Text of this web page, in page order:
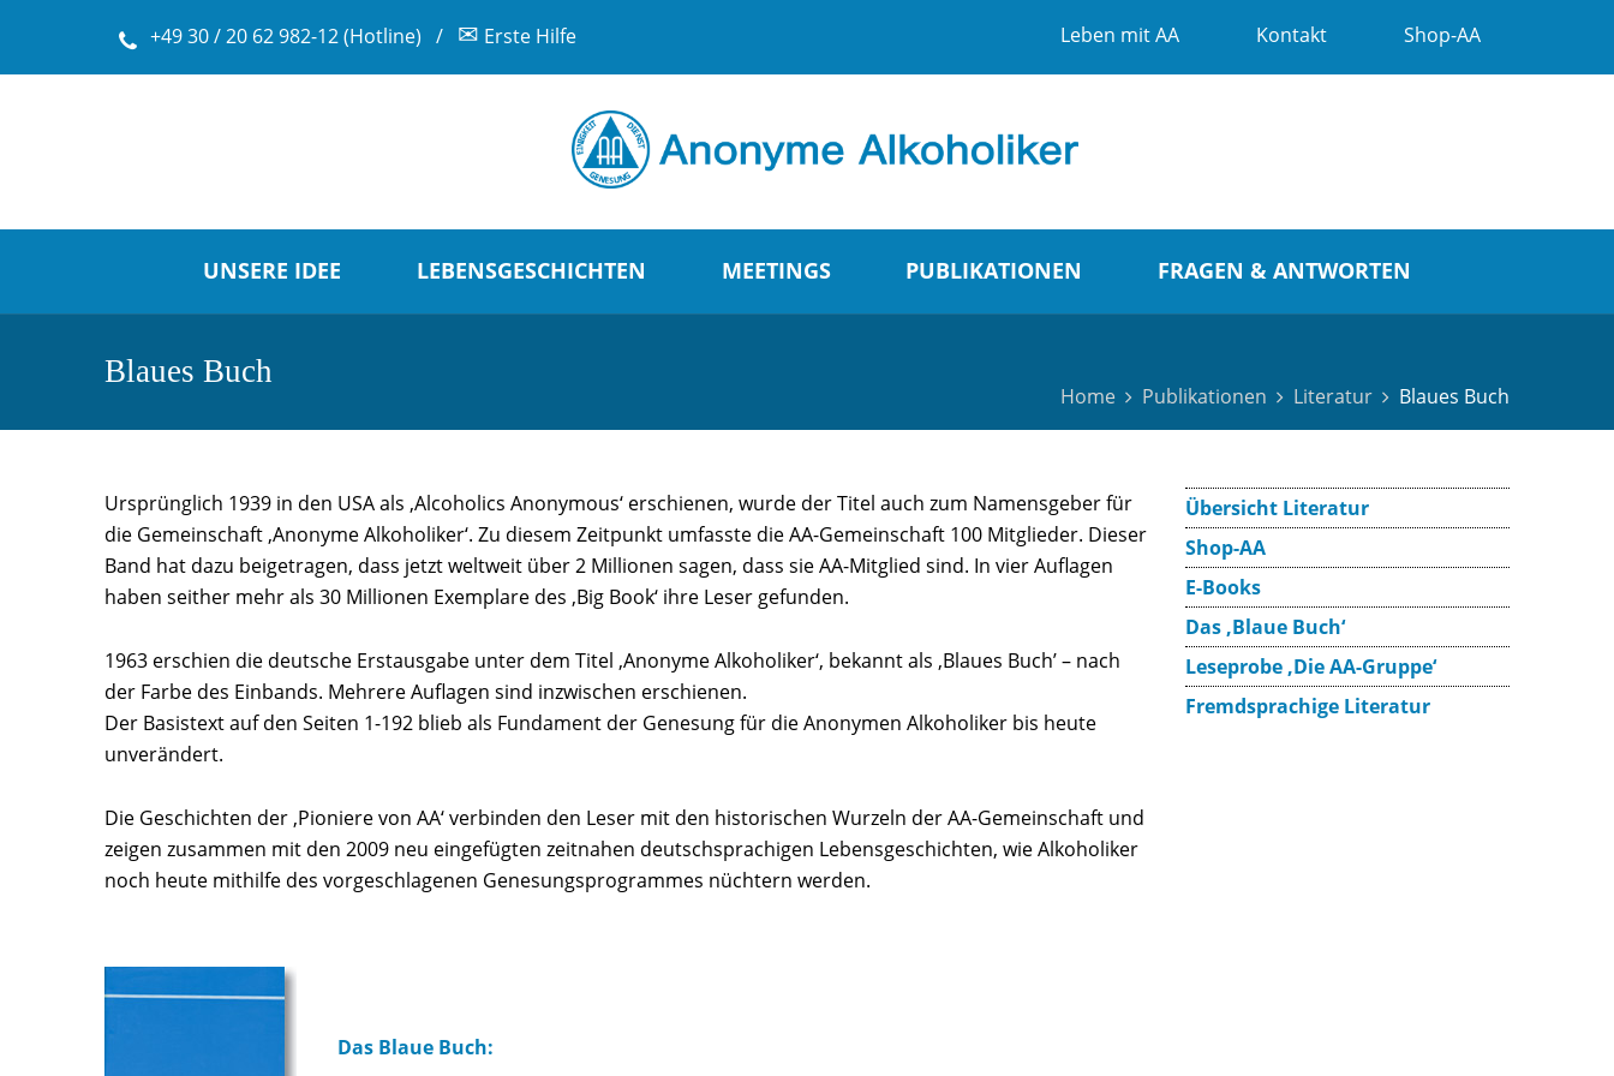
+49 30 / 20 62 982-12 (Hotline) / ✉ Erste Hilfe Leben mit AA Kontakt Shop-AA
UNSERE IDEE LEBENSGESCHICHTEN MEETINGS PUBLIKATIONEN FRAGEN & ANTWORTEN
Blaues Buch
Home Publikationen Literatur Blaues Buch
Übersicht Literatur
Shop-AA
E-Books
Das ‚Blaue Buch‘
Leseprobe ‚Die AA-Gruppe‘
Fremdsprachige Literatur
Ursprünglich 1939 in den USA als ‚Alcoholics Anonymous‘ erschienen, wurde der Titel auch zum Namensgeber für
die Gemeinschaft ‚Anonyme Alkoholiker‘. Zu diesem Zeitpunkt umfasste die AA-Gemeinschaft 100 Mitglieder. Dieser
Band hat dazu beigetragen, dass jetzt weltweit über 2 Millionen sagen, dass sie AA-Mitglied sind. In vier Auflagen
haben seither mehr als 30 Millionen Exemplare des ‚Big Book‘ ihre Leser gefunden.
1963 erschien die deutsche Erstausgabe unter dem Titel ‚Anonyme Alkoholiker‘, bekannt als ‚Blaues Buch’ – nach
der Farbe des Einbands. Mehrere Auflagen sind inzwischen erschienen.
Der Basistext auf den Seiten 1-192 blieb als Fundament der Genesung für die Anonymen Alkoholiker bis heute
unverändert.
Die Geschichten der ‚Pioniere von AA‘ verbinden den Leser mit den historischen Wurzeln der AA-Gemeinschaft und
zeigen zusammen mit den 2009 neu eingefügten zeitnahen deutschsprachigen Lebensgeschichten, wie Alkoholiker
noch heute mithilfe des vorgeschlagenen Genesungsprogrammes nüchtern werden.
Das Blaue Buch: